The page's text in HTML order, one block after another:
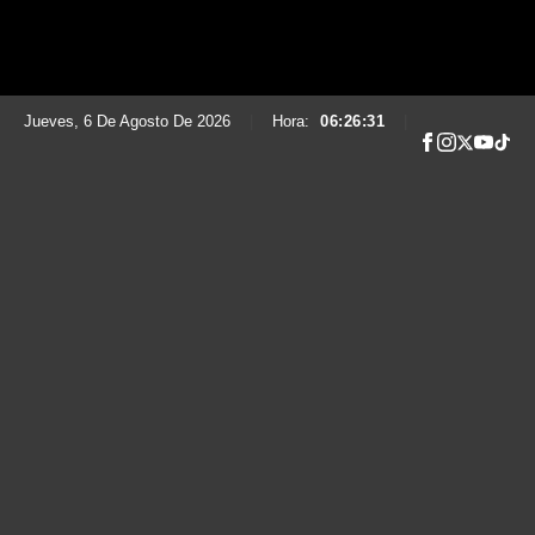
Jueves, 6 De Agosto De 2026 Hora: 06:26:32